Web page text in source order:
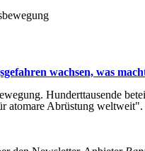
wachsen, was
Hunderttausende
Abrüstung